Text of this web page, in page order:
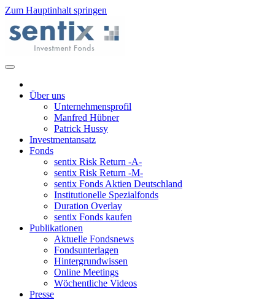
Zum Hauptinhalt springen
Über uns
Unternehmensprofil
Manfred Hübner
Patrick Hussy
Investmentansatz
Fonds
sentix Risk Return -A-
sentix Risk Return -M-
sentix Fonds Aktien Deutschland
Institutionelle Spezialfonds
Duration Overlay
sentix Fonds kaufen
Publikationen
Aktuelle Fondsnews
Fondsunterlagen
Hintergrundwissen
Online Meetings
Wöchentliche Videos
Presse